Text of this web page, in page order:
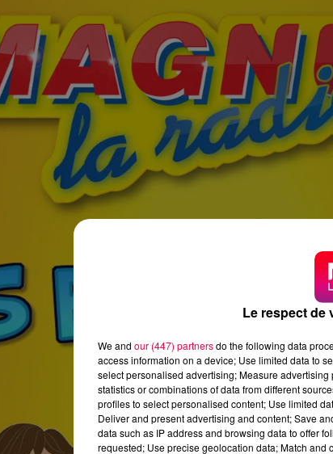
Le respect de
We and our (447) partnersdo the following data
access information on a device; Use limited data to
select personalised advertising; Measure
statistics or combinations of data from different
profiles to select personalised content; Use limited
Deliver and present advertising and content; Save
data such as IP address and browsing data to offer
requested; Use precise geolocation data; Match